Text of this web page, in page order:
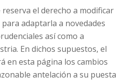
el derecho a modificar
adaptarla a novedades
así como a
En dichos supuestos, el
en esta página los cambios
antelación a su puesta